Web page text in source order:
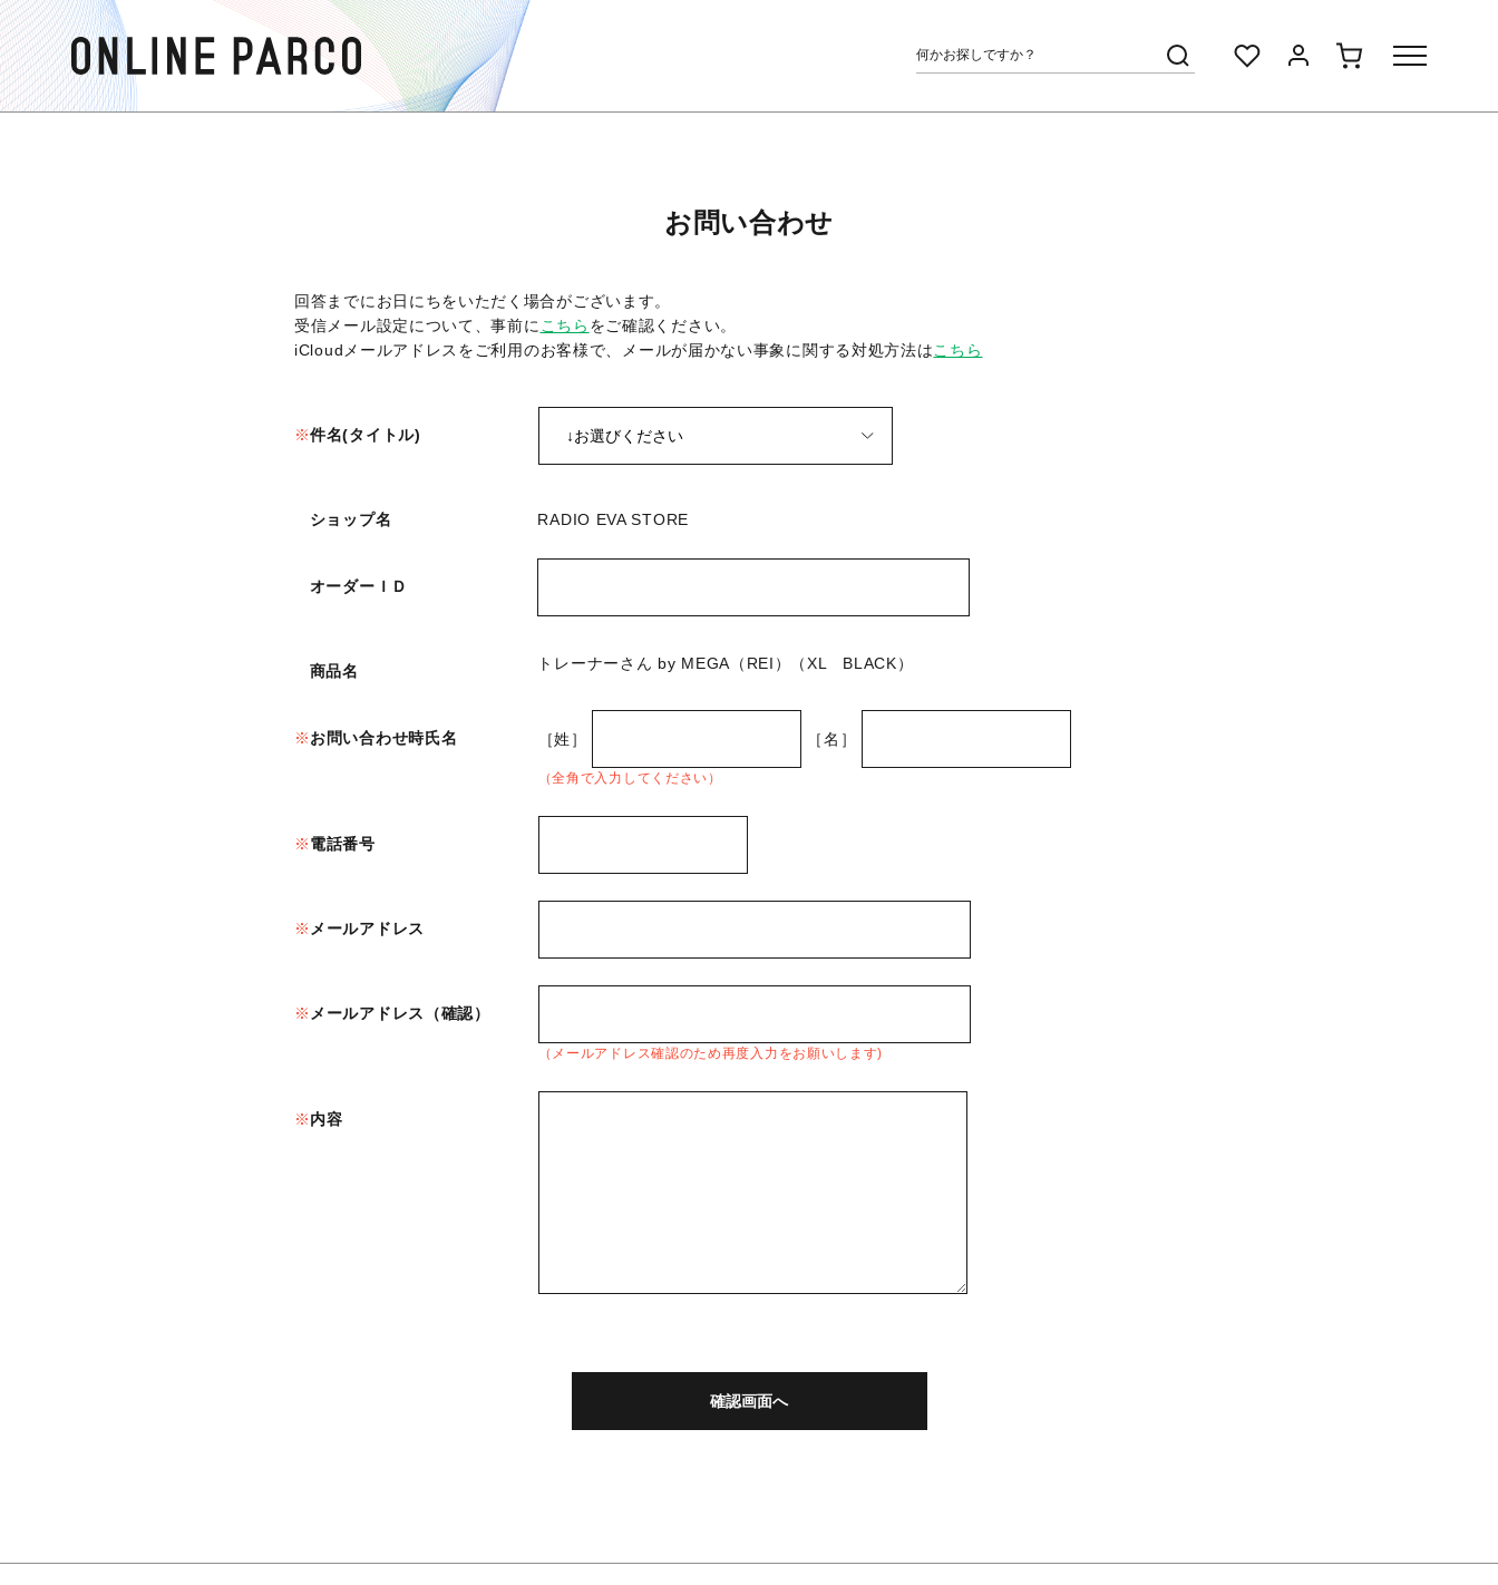
お問い合わせ
回答までにお日にちをいただく場合がございます。
受信メール設定について、事前に こちら をご確認ください。
iCloudメールアドレスをご利用のお客様で、メールが届かない事象に関する対処方法はこちら
件名(タイトル)
ショップ名 RADIO EVA STORE
オーダーＩＤ
商品名 トレーナーさん by MEGA（REI）（XL BLACK）
お問い合わせ時氏名 ［姓］ ［名］
（全角で入力してください）
電話番号
メールアドレス
メールアドレス（確認）
（メールアドレス確認のため再度入力をお願いします)
内容